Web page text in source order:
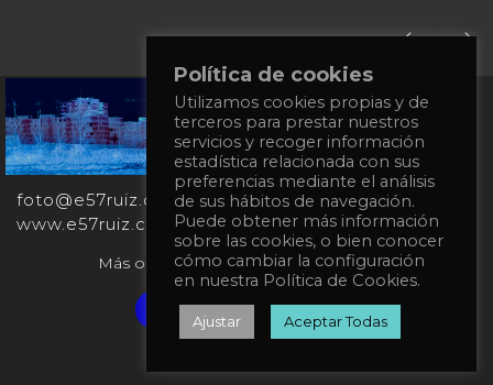
+34
651
862
863
foto@e57ruiz.com
www.e57ruiz.com
Más obras en la galería virtual Singulart:
Verified artist on Singulart
Política de cookies
Utilizamos cookies propias y de
terceros para prestar nuestros
servicios y recoger información
estadística relacionada con sus
preferencias mediante el análisis
de sus hábitos de navegación.
Puede obtener más información
sobre las cookies, o bien conocer
cómo cambiar la configuración
en nuestra Política de Cookies.
Ajustar Aceptar Todas